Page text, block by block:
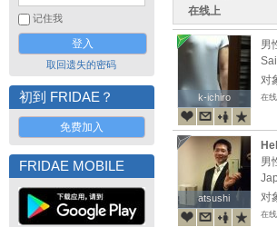
记住我
取回遗失的密码
初到 FRIDAE？
免费加入
FRIDAE MOBILE
在线上
k-ichiro
k-ichiro
男
对
在
atsushi
atsushi
男
对
在